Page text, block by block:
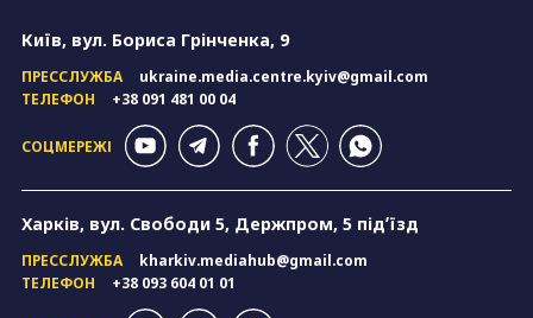
Київ, вул. Бориса Грінченка, 9
ПРЕССЛУЖБА
ukraine.media.centre.kyiv@gmail.com
ТЕЛЕФОН
+38 091 481 00 04
СОЦМЕРЕЖІ
Харків, вул. Свободи 5, Держпром, 5 підʼїзд
ПРЕССЛУЖБА
kharkiv.mediahub@gmail.com
ТЕЛЕФОН
+38 093 604 01 01